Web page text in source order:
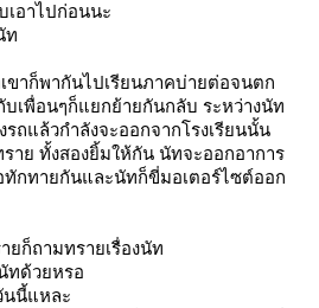
อาไปก่อนนะ
ท
ขาก็พากันไปเรียนภาคบ่ายต่อจนตก
บเพื่อนๆก็แยกย้ายกันกลับ ระหว่างนัท
ถแล้วกำลังจะออกจากโรงเรียนนั้น
าย ทั้งสองยิ้มให้กัน นัทจะออกอาการ
ทักทายกันและนัทก็ขี่มอเตอร์ไซต์ออก
ก็ถามทรายเรื่องนัท
ทด้วยหรอ
นนี้แหละ